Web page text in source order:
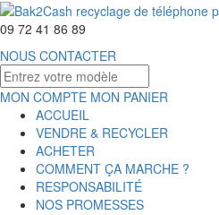
09 72 41 86 89
NOUS CONTACTER
MON COMPTE MON PANIER
ACCUEIL
VENDRE & RECYCLER
ACHETER
COMMENT ÇA MARCHE ?
RESPONSABILITÉ
NOS PROMESSES